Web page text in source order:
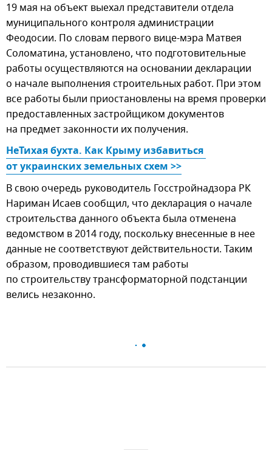
19 мая на объект выехал представители отдела
муниципального контроля администрации
Феодосии. По словам первого вице-мэра Матвея
Соломатина, установлено, что подготовительные
работы осуществляются на основании декларации
о начале выполнения строительных работ. При этом
все работы были приостановлены на время проверки
предоставленных застройщиком документов
на предмет законности их получения.
НеТихая бухта. Как Крыму избавиться
от украинских земельных схем >>
В свою очередь руководитель Госстройнадзора РК
Нариман Исаев сообщил, что декларация о начале
строительства данного объекта была отменена
ведомством в 2014 году, поскольку внесенные в нее
данные не соответствуют действительности. Таким
образом, проводившиеся там работы
по строительству трансформаторной подстанции
велись незаконно.